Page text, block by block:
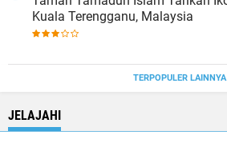
Kuala Terengganu, Malaysia
TERPOPULER LAINNYA
JELAJAHI